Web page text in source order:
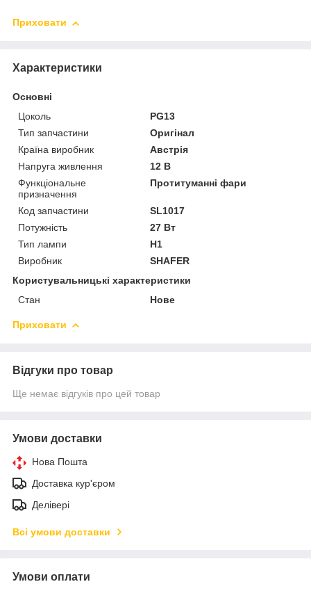
Приховати
Характеристики
Основні
Цоколь
PG13
Тип запчастини
Оригінал
Країна виробник
Австрія
Напруга живлення
12 В
Функціональне
призначення
Протитуманні фари
Код запчастини
SL1017
Потужність
27 Вт
Тип лампи
H1
Виробник
SHAFER
Користувальницькі характеристики
Стан
Нове
Приховати
Відгуки про товар
Ще немає відгуків про цей товар
Умови доставки
Нова Пошта
Доставка кур'єром
Делівері
Всі умови доставки
Умови оплати